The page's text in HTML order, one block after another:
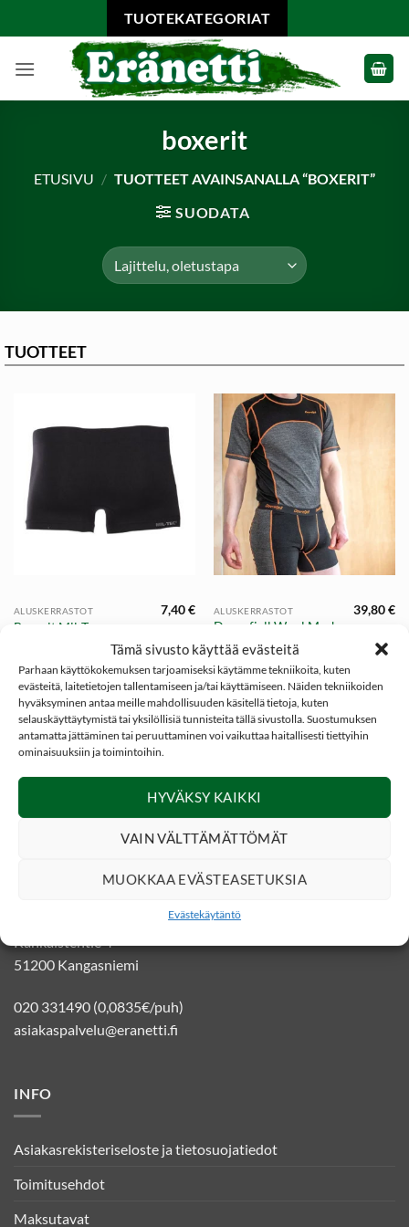
Tämä sivusto käyttää evästeitä
Parhaan käyttökokemuksen tarjoamiseksi käytämme tekniikoita, kuten
evästeitä, laitetietojen tallentamiseen ja/tai käyttämiseen. Näiden tekniikoiden
hyväksyminen antaa meille mahdollisuuden käsitellä tietoja, kuten
selauskäyttäytymistä tai yksilöllisiä tunnisteita tällä sivustolla. Suostumuksen
antamatta jättäminen tai peruuttaminen voi vaikuttaa haitallisesti tiettyihin
ominaisuuksiin ja toimintoihin.
HYVÄKSY KAIKKI
VAIN VÄLTTÄMÄTTÖMÄT
MUOKKAA EVÄSTEASETUKSIA
Evästekäytäntö
to
TUOTEKATEGORIAT
boxerit
ETUSIVU / TUOTTEET AVAINSANALLA “BOXERIT”
SUODATA
TUOTTEET
ALUSKERRASTOT
Boxerit Mil-Tec
7,40€ ALUSKERRASTOT
Dovrefjell Wool Mesh
boxerit
39,80€
SOSIAALINEN MEDIA
Kankaistentie 4
51200 Kangasniemi
020 331490 (0,0835€/puh)
asiakaspalvelu@eranetti.fi
INFO
Asiakasrekisteriseloste ja tietosuojatiedot
Toimitusehdot
Maksutavat